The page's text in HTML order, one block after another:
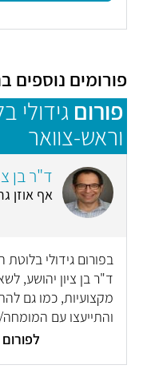
פורומים נוספים
פורום גידולי
וראש-צוואר
ד"ר בן
אף אוזן
בפורום גידולי
ד"ר בן ציון יהושע,
מקצועיות, כמו גם
והתייעצו עם